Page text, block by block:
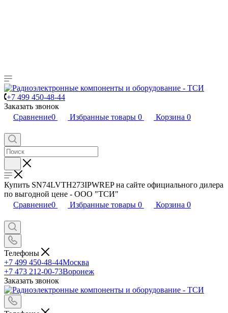
+7 499 450-48-44
Заказать звонок
Сравнение0 Избранные товары 0 Корзина 0
Купить SN74LVTH273IPWREP на сайте официального дилера
по выгодной цене - ООО "ТСИ"
Сравнение0 Избранные товары 0 Корзина 0
Телефоны
+7 499 450-48-44Москва
+7 473 212-00-73Воронеж
Заказать звонок